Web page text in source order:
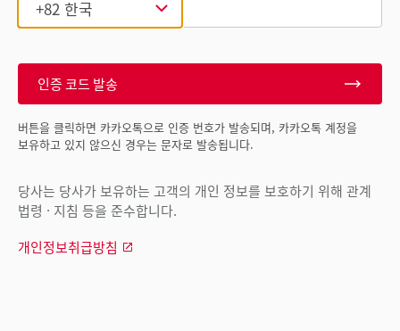
인증 코드 발송
버튼을 클릭하면 카카오톡으로 인증 번호가 발송되며, 카카오톡 계정을
보유하고 있지 않으신 경우는 문자로 발송됩니다.
당사는 당사가 보유하는 고객의 개인 정보를 보호하기 위해 관계
법령 · 지침 등을 준수합니다.
개인정보취급방침